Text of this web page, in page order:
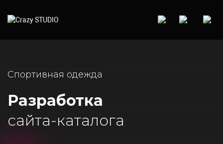
Спортивная одежда
Разработка
сайта-каталога